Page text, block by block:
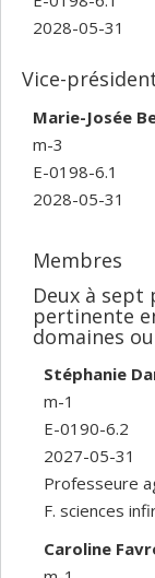
2028-05-31
Vice-
Marie-Josée
m-3
E-0198-6.1
2028-05-31
Membres
Deux à sept
pertinente
domaines
Stéphanie
m-1
E-0190-6.2
2027-05-31
Professeure
F. sciences
Caroline